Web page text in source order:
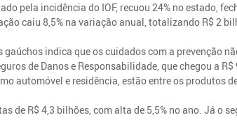
pela incidência do IOF, recuou 24% no estado,
caiu 8,5% na variação anual, totalizando R$ 2
indica que os cuidados com a prevenção
de Danos e Responsabilidade, que chegou a
automóvel e residência, estão entre os produtos
de R$ 4,3 bilhões, com alta de 5,5% no ano. Já o